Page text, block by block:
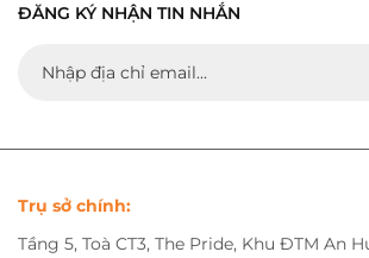
ĐĂNG KÝ NHẬN TIN NHẮN
Trụ sở chính:
Tầng 5, Toà CT3, The Pride, Khu ĐTM An